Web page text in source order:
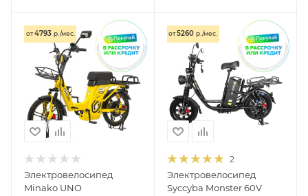
от4793 р./мес.
Электровелосипед
Minako UNO
от5260 р./мес.
2
Электровелосипед
Syccyba Monster 60V